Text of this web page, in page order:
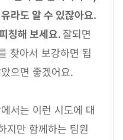
라도 알 수 있잖아요.
칭해 보세요.잘되면
찾아서 보강하면 됩
으면 좋겠어요.
서는 이런 시도에 대
지만 함께하는 팀원